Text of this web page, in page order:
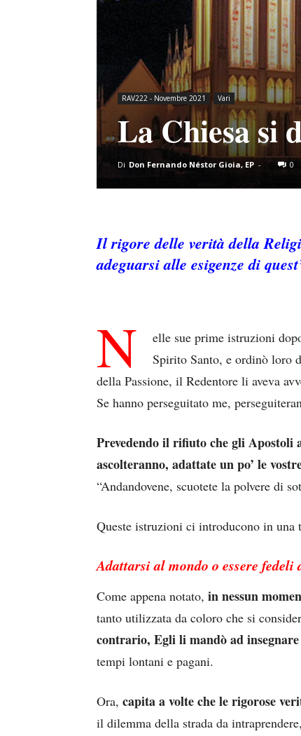
RAV222 - Novembre 2021 Vari
La Chiesa si
Di Don Fernando Néstor Gioia, EP - 0
Il rigore delle verità della
adeguarsi alle esigenze di
N
elle sue prime istruzioni
Spirito Santo, e ordinò loro
della Passione, il Redentore li aveva
Se hanno perseguitato me,
Prevedendo il rifiuto che gli Apostoli
ascolteranno, adattate un po’ le
“Andandovene, scuotete la polvere di
Queste istruzioni ci introducono in una
Adattarsi al mondo o essere fedeli
Come appena notato, in nessun
tanto utilizzata da coloro che si
contrario, Egli li mandò ad
tempi lontani e pagani.
Ora, capita a volte che le rigorose
il dilemma della strada da